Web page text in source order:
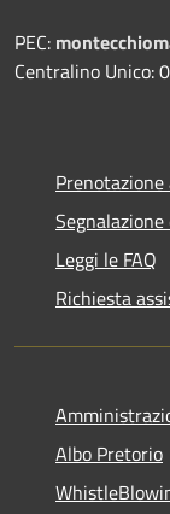
PEC:
Centralino Unico:
Leggi le FAQ
Richiesta
Albo Pretorio